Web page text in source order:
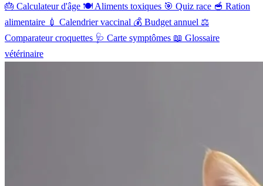
🎂 Calculateur d'âge 🍽️ Aliments toxiques 🎯 Quiz race 🥣 Ration
alimentaire 💉 Calendrier vaccinal 💰 Budget annuel ⚖️
Comparateur croquettes 🩺 Carte symptômes 📖 Glossaire
vétérinaire